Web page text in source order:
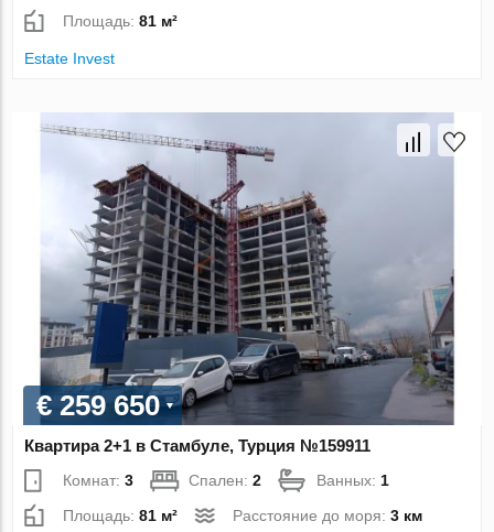
Площадь:81 м²
Estate Invest
€ 259 650
Квартира 2+1 в Стамбуле, Турция №159911
Комнат:3 Спален:2 Ванных: 1
Площадь:81 м² Расстояние до моря:3 км